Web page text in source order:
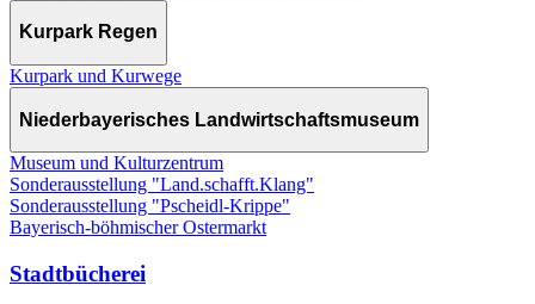
Kurpark Regen
Kurpark und Kurwege
Niederbayerisches Landwirtschaftsmuseum
Museum und Kulturzentrum
Sonderausstellung "Land.schafft.Klang"
Sonderausstellung "Pscheidl-Krippe"
Bayerisch-böhmischer Ostermarkt
Stadtbücherei